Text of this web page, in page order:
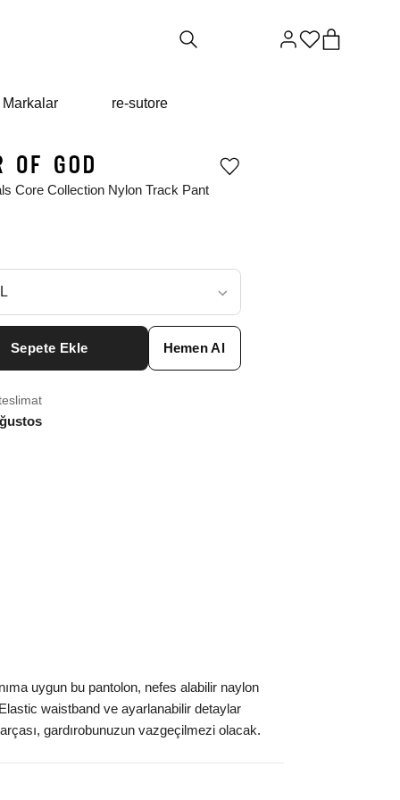
Markalar re-sutore
Core Collection Nylon Track Pant
Ürünü
Sepete Ekle Hemen Al
uygun bu pantolon, nefes alabilir naylon
waistband ve ayarlanabilir detaylar
gardırobunuzun vazgeçilmezi olacak.